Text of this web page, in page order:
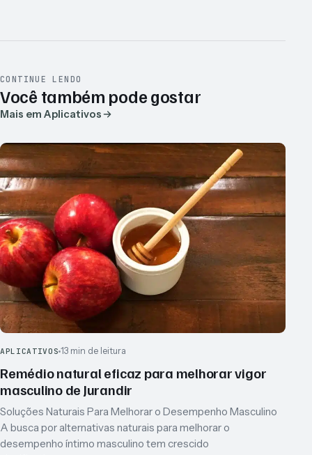
CONTINUE LENDO
Você também pode gostar
Mais em Aplicativos
APLICATIVOS 13 min de leitura
Remédio natural eficaz para melhorar vigor
masculino de Jurandir
Soluções Naturais Para Melhorar o Desempenho Masculino
A busca por alternativas naturais para melhorar o
desempenho íntimo masculino tem crescido